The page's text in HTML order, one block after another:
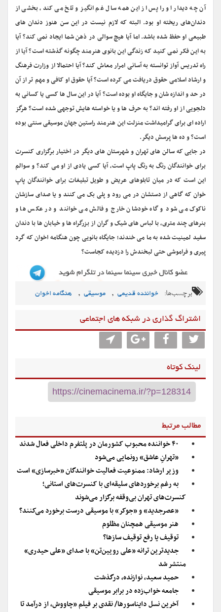
آن چه دیدار او را پس از این همه سال غم انگیز و تلخ می کند، بخشی از
دندان‌های ریخته او بود. البته که لازم نیست در این سن هنوز دندان های
طبیعی او حفظ شده باشد. اما آیا هیچ سوالی در ذهن شما ایجاد نمی کند؟ آیا
به این فکر نمی کنید که زندگی این بانوی هنرمند چگونه گذشته است؟ آیا از
راه تدریس آواز توانسته به آسانی امرار معاش کند؟ آیا احتمالا از وزارت فرهنگ
و ارشاد اسلامی حقوق دریافت می کرده است؟ آیا حقوق او کافی و مهم تر از آن
در حد و اندازه شان و جایگاه او بوده است؟ آیا در این سال ها کسی یا کسانی به
دلجویی از او رفته اند؟ به حرف ها و یا خواسته هایش توجهی شده است؟ هرگز
اراده ای برای گرامیداشت منزلت این هنرمند راستین جهان موسیقی سنتی بوده
است؟ و ده ها پرسش دیگر.
در جایی که سالن های تهران و شهرستان های دیگر در اختیار برگزاری کنسرت
برای خوانندگان رنگ به رنگ پاپ است، آیا کسی یادی از او می کند؟ و سوالم
این است که در میان تابلوهای عریض و طویل تبلیغات برای خوانندگان پاپ
خوان که گاهی از دستشان در می رود و پلی بک می کنند و یا صدای سازشان
ناکوک می شود و گاه خودشان خارج و فالش می خوانند و در عکس ها و
بنرهای چند متری، با لباس های شیک و گران از بزرگراه ها و خیابان ها با دندان
سفید لمینیت شده به ما می خندند؛ جایگاه بانویی چون هنگامه اخوان که گرد
پیری و فراموشی حتی لبخندش را دزدیده کجاست؟
برچسب‌ها: خواننده قدیمی , موسیقی , هنگامه اخوان
اشتراگ گذاری در شبکه های اجتماعی
لینک کوتاه
مطالب مرتبط
۴۰ خواننده محبوب کشورمان در پلتفرم داخلی فعال شدند
«تهرانِ عاشق» رونمایی می‌شود
وزیر ارشاد: ممنوعیت فعالیت خوانندگان «خبرسازی» است
به رغم برخوردهای سلیقه‌ای با کنسرت‌های استانی؛
کنسرت‌های تهران بی‌وقفه برگزار می‌شوند
«عصرجدید» و «جوکر» با موسیقی درست برخورد می‌کنند؟
هنر موسیقی همچنان مظلوم
توقیف یا رفع توقیف سازها؟
جدید‌ترین ترانه «علی رویین‌تن» با صدای «علی حیدری»
منتشر شد
حمید سعید، نوازنده، درگذشت
جامعه خواب‌زده در برابر موسیقی
آخرین نسل دایناسورها/ نقدی بر فیلم «چاووش، از درآمد تا